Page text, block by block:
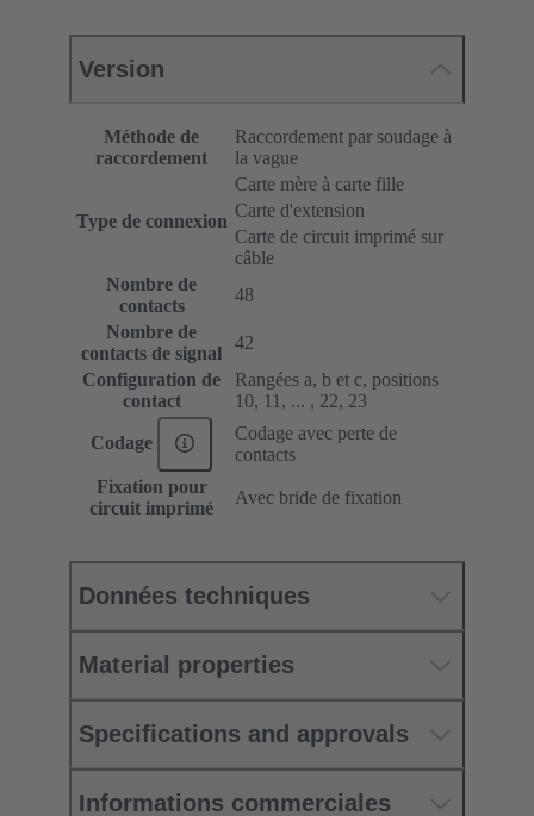
Version
Méthode de
raccordement
Raccordement par soudage à
la vague
Type de connexion
Carte mère à carte fille
Carte d'extension
Carte de circuit imprimé sur
câble
Nombre de
contacts
48
Nombre de
contacts de signal
42
Configuration de
contact
Rangées a, b et c, positions
10, 11, ... , 22, 23
Codage
Codage avec perte de
contacts
Fixation pour
circuit imprimé
Avec bride de fixation
Données techniques
Material properties
Specifications and approvals
Informations commerciales